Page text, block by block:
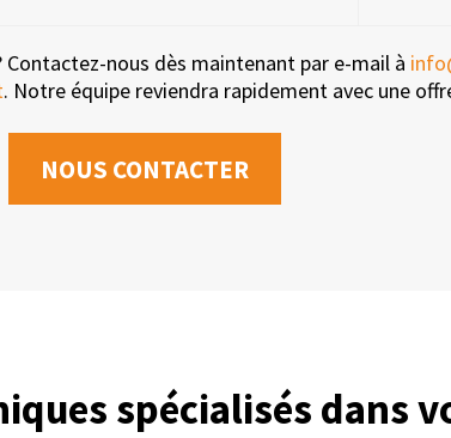
nous dès maintenant par e-mail à
. Notre équipe reviendra rapidement avec une
NOUS CONTACTER
spécialisés dans